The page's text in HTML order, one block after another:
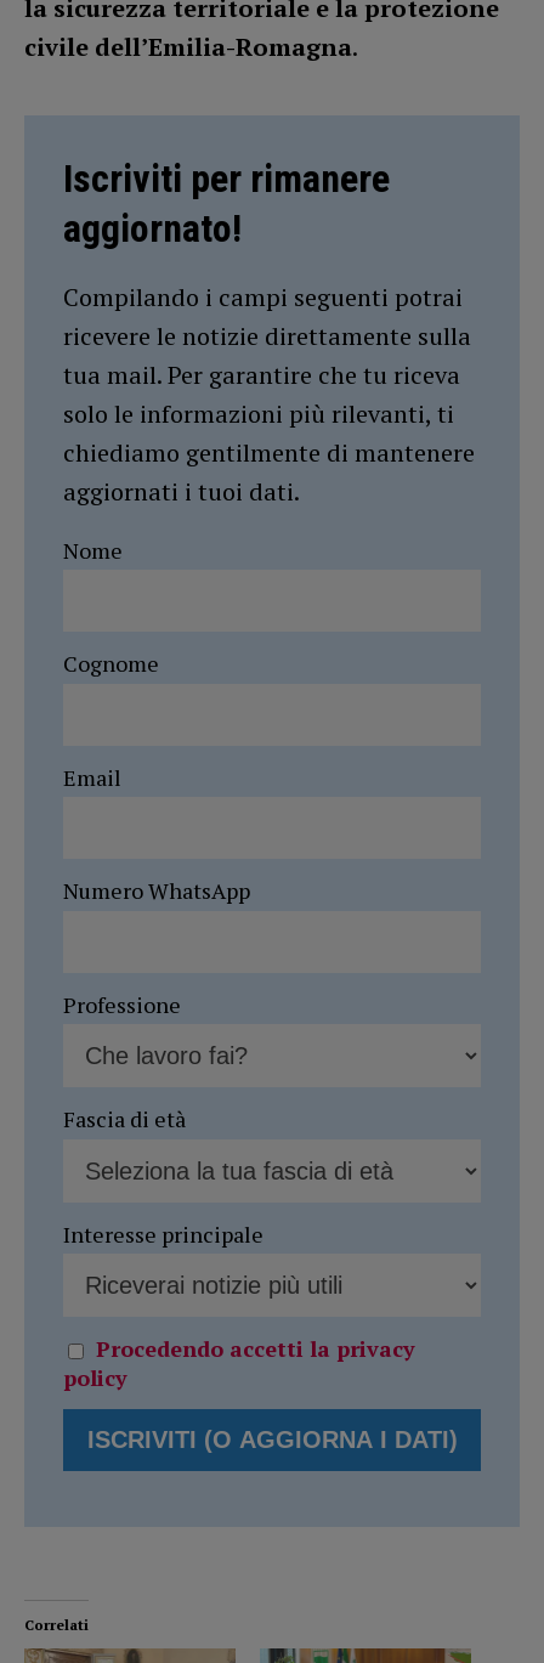
la sicurezza territoriale e la protezione
civile dell’Emilia-Romagna.
Iscriviti per rimanere
aggiornato!
Compilando i campi seguenti potrai
ricevere le notizie direttamente sulla
tua mail. Per garantire che tu riceva
solo le informazioni più rilevanti, ti
chiediamo gentilmente di mantenere
aggiornati i tuoi dati.
Nome
Cognome
Email
Numero WhatsApp
Professione
Fascia di età
Interesse principale
Procedendo accetti la privacy
policy
Correlati